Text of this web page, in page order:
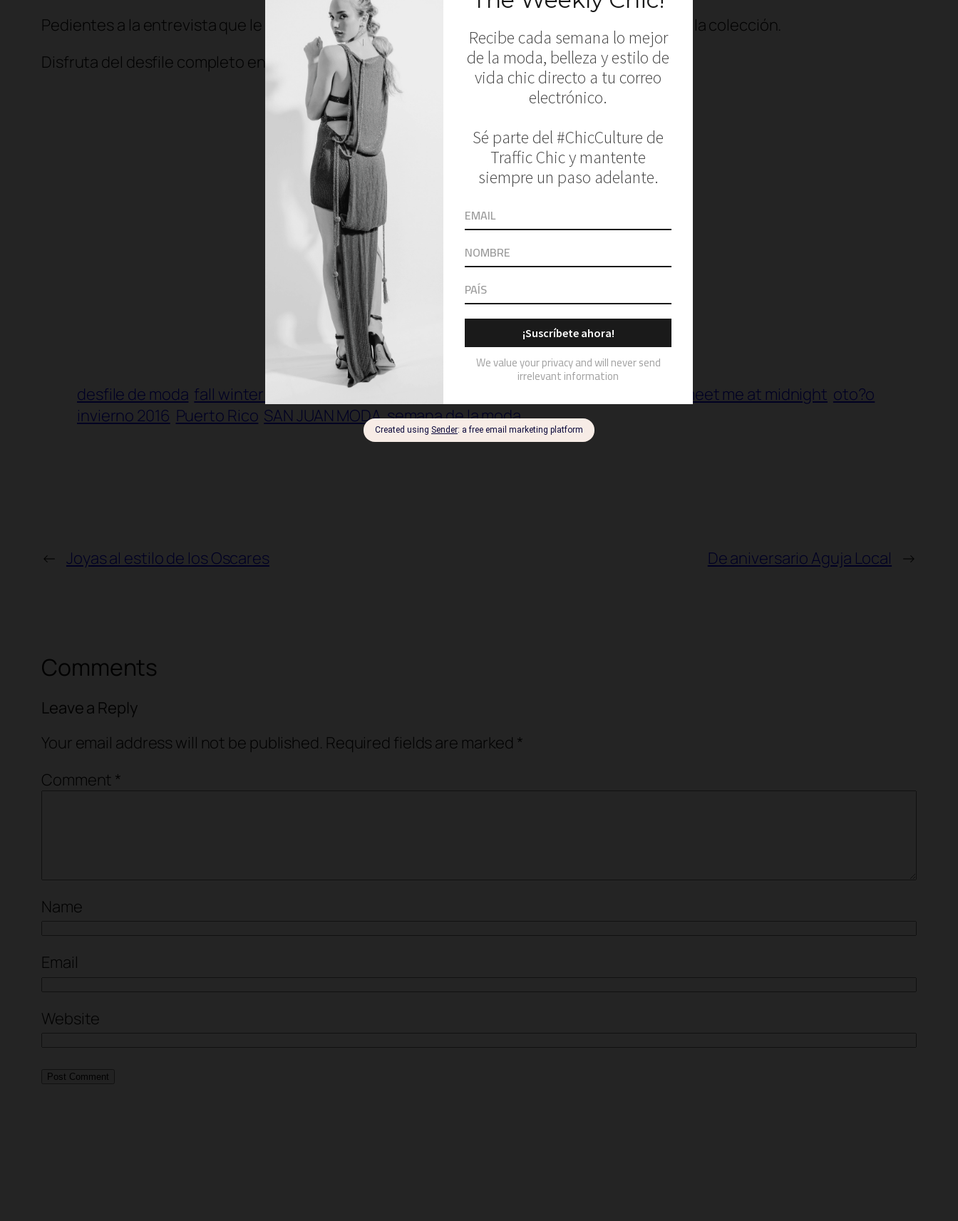
Pedientes a la entrevista que le hizo nuestra Editora a la disñadora para conocer mas a fondo la colección.
Disfruta del desfile completo en el video a continuación:
desfile de moda fall winter 2016 fashion show meet me at midnight oto?o
invierno 2016 Puerto Rico SAN JUAN MODA semana de la moda
← Joyas al estilo de los Oscares De aniversario Aguja Local →
Comments
Leave a Reply
Your email address will not be published. Required fields are marked *
Comment *
Name
Email
Website